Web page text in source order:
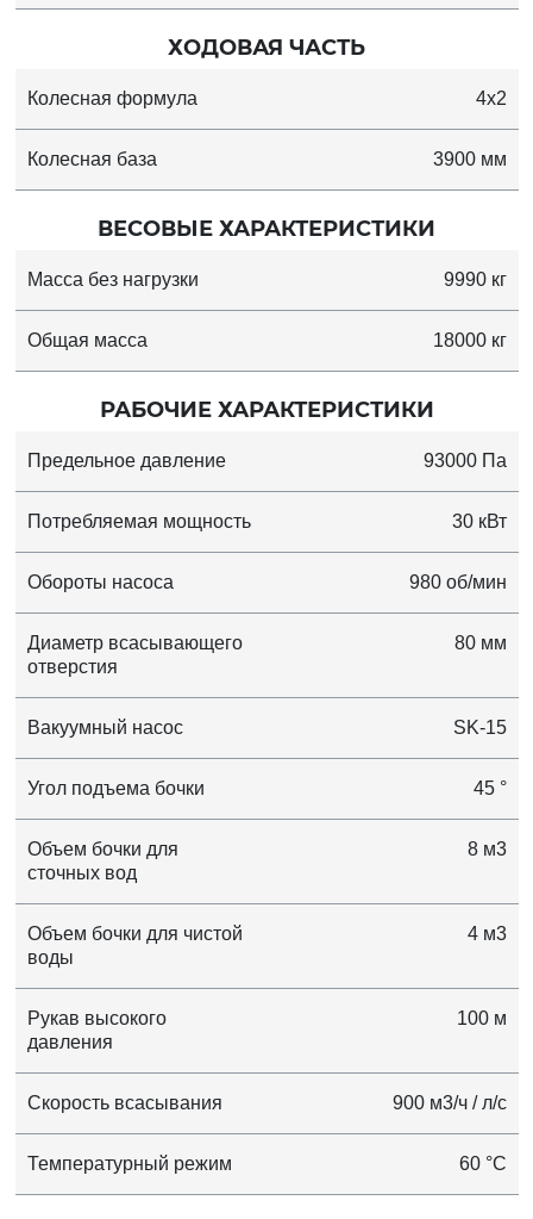
ХОДОВАЯ ЧАСТЬ
Колесная формула 4x2
Колесная база 3900 мм
ВЕСОВЫЕ ХАРАКТЕРИСТИКИ
Масса без нагрузки 9990 кг
Общая масса 18000 кг
РАБОЧИЕ ХАРАКТЕРИСТИКИ
Предельное давление 93000 Па
Потребляемая мощность 30 кВт
Обороты насоса 980 об/мин
Диаметр всасывающего
отверстия
80 мм
Вакуумный насос SK-15
Угол подъема бочки 45 °
Объем бочки для
сточных вод
8 м3
Объем бочки для чистой
воды
4 м3
Рукав высокого
давления
100 м
Скорость всасывания 900 м3/ч / л/с
Температурный режим 60 °C